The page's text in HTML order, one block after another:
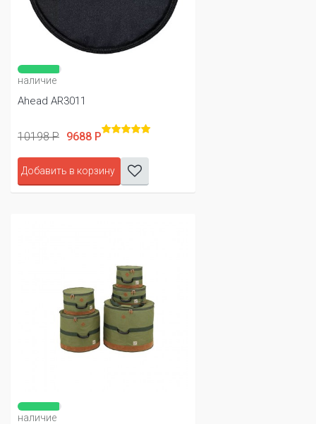
наличие
Ahead AR3011
10198 Р 9688 Р
Добавить в корзину
наличие